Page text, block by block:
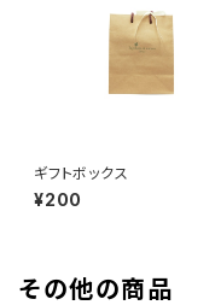
ギフトボックス
¥200
その他の商品